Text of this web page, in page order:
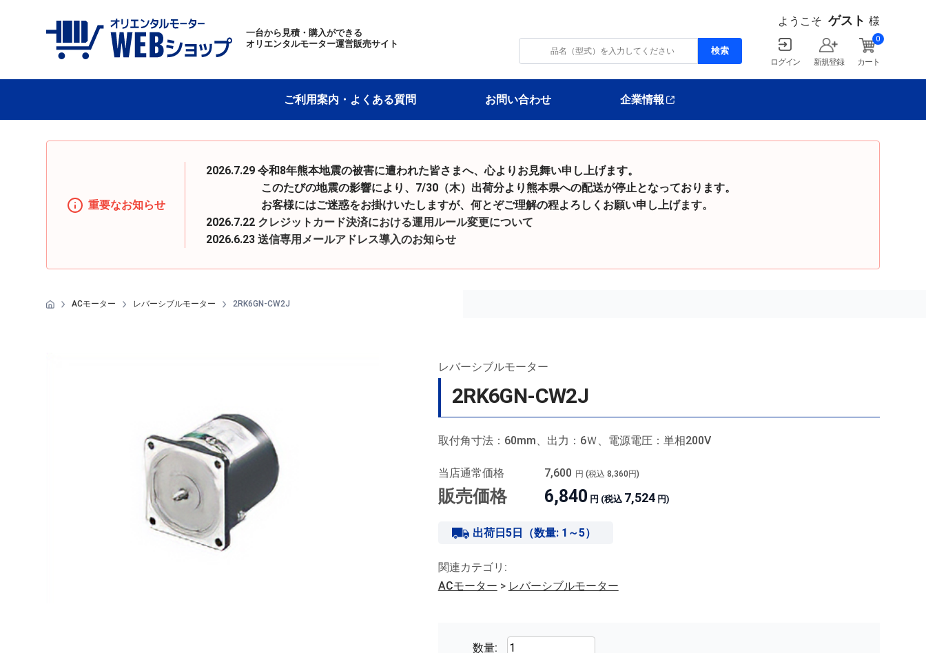
一台から見積・購入ができる
オリエンタルモーター運営販売サイト
ようこそ ゲスト 様
ログイン 新規登録 カート
0
ご利用案内・よくある質問 お問い合わせ 企業情報
重要なお知らせ
2026.7.29 令和8年熊本地震の被害に遭われた皆さまへ、心よりお見舞い申し上げます。
このたびの地震の影響により、7/30（木）出荷分より熊本県への配送が停止となっております。
お客様にはご迷惑をお掛けいたしますが、何とぞご理解の程よろしくお願い申し上げます。
2026.7.22 クレジットカード決済における運用ルール変更について
2026.6.23送信専用メールアドレス導入のお知らせ
ACモーター レバーシブルモーター 2RK6GN-CW2J
レバーシブルモーター
2RK6GN-CW2J
取付角寸法：60mm、出力：6Ｗ、電源電圧：単相200V
当店通常価格 7,600 円 (税込 8,360円)
販売価格 6,840 円 (税込 7,524円)
出荷日5日（数量: 1～5）
関連カテゴリ:
ACモーター > レバーシブルモーター
数量: